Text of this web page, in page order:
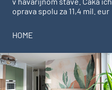
oprava spolu za 11,4 mil. eur
HOME